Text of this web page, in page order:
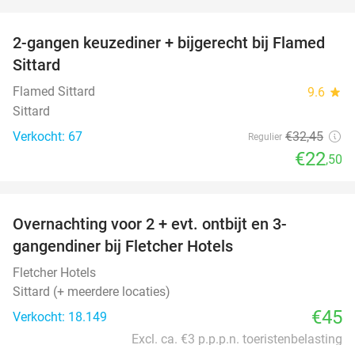
31%
2-gangen keuzediner + bijgerecht bij Flamed
Sittard
Flamed Sittard 9.6 star
Sittard
Verkocht: 67
Regulier €32,45
€22,50
Overnachting voor 2 + evt. ontbijt en 3-
gangendiner bij Fletcher Hotels
Fletcher Hotels
Sittard (+ meerdere locaties)
Verkocht: 18.149
€45
Excl. ca. €3 p.p.p.n. toeristenbelasting